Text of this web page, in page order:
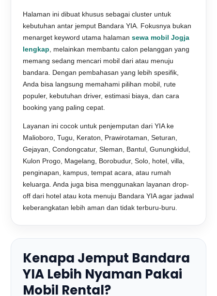
Halaman ini dibuat khusus sebagai cluster untuk
kebutuhan antar jemput Bandara YIA. Fokusnya bukan
menarget keyword utama halamansewa mobil Jogja
lengkap , melainkan membantu calon pelanggan yang
memang sedang mencari mobil dari atau menuju
bandara. Dengan pembahasan yang lebih spesifik,
Anda bisa langsung memahami pilihan mobil, rute
populer, kebutuhan driver, estimasi biaya, dan cara
booking yang paling cepat.
Layanan ini cocok untuk penjemputan dari YIA ke
Malioboro, Tugu, Keraton, Prawirotaman, Seturan,
Gejayan, Condongcatur, Sleman, Bantul, Gunungkidul,
Kulon Progo, Magelang, Borobudur, Solo, hotel, villa,
penginapan, kampus, tempat acara, atau rumah
keluarga. Anda juga bisa menggunakan layanan drop-
off dari hotel atau kota menuju Bandara YIA agar jadwal
keberangkatan lebih aman dan tidak terburu-buru.
Kenapa Jemput Bandara
YIA Lebih Nyaman Pakai
Mobil Rental?